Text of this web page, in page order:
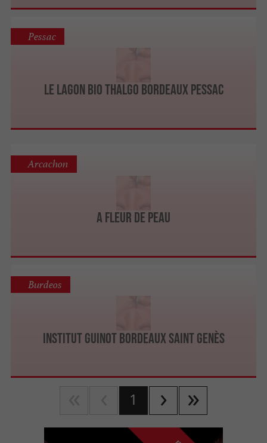
Le Lagon Bio Thalgo Bordeaux Pessac
Pessac
A FLEUR DE PEAU
Arcachon
Institut Guinot Bordeaux Saint Genès
Burdeos
1